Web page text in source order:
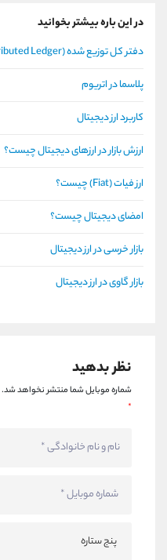
در این باره بیشتر بخوانید
دفتر کل توزیع شده (Distributed Ledger) چیست؟
پلاسما در اتریوم
کاربرد ارز دیجیتال
ارزش بازار در ارزهای دیجیتال چیست؟
ارز فیات (Fiat) چیست؟
امضای دیجیتال چیست؟
بازار خرسی در ارز دیجیتال
بازار گاوی در ارز دیجیتال
نظر بدهید
شماره موبایل شما منتشر نخواهد شد.
*